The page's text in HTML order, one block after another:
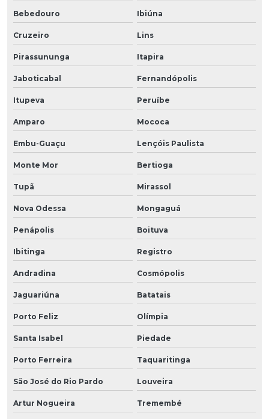
Bebedouro Ibiúna
Cruzeiro Lins
Pirassununga Itapira
Jaboticabal Fernandópolis
Itupeva Peruíbe
Amparo Mococa
Embu-Guaçu Lençóis Paulista
Monte Mor Bertioga
Tupã Mirassol
Nova Odessa Mongaguá
Penápolis Boituva
Ibitinga Registro
Andradina Cosmópolis
Jaguariúna Batatais
Porto Feliz Olímpia
Santa Isabel Piedade
Porto Ferreira Taquaritinga
São José do Rio Pardo Louveira
Artur Nogueira Tremembé